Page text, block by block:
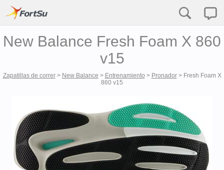
New Balance Fresh Foam X 860
v15
Zapatillas de correr> New Balance > Entrenamiento > Pronador> Fresh Foam X
860 v15